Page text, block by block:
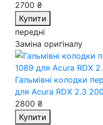
2700 ₴
Купити
передні
Заміна оригіналу
Гальмівні колодки
для Acura RDX 2.3
2800 ₴
Купити